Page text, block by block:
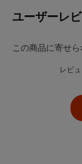
ユーザーレ
この商品に寄せ
レビ